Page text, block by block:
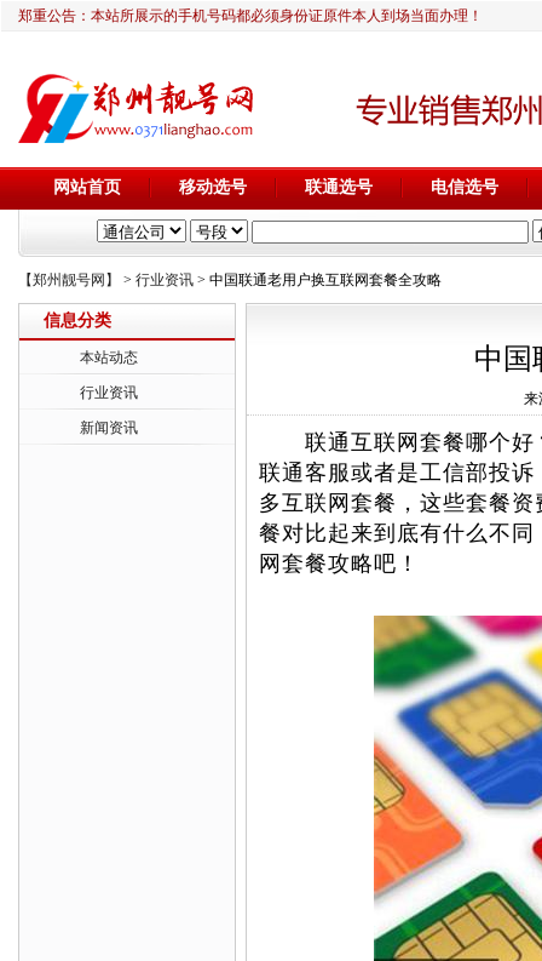
郑重公告：本站所展示的手机号码都必须身份证原件本人到场当面办理！
网站首页 移动选号 联通选号 电信选号
【郑州靓号网】 > 行业资讯 > 中国联通老用户换互联网套餐全攻略
信息分类
本站动态
行业资讯
新闻资讯
中国
来
联通互联网套餐哪个好
联通客服或者是工信部投
多互联网套餐，这些套餐
餐对比起来到底有什么不
网套餐攻略吧！